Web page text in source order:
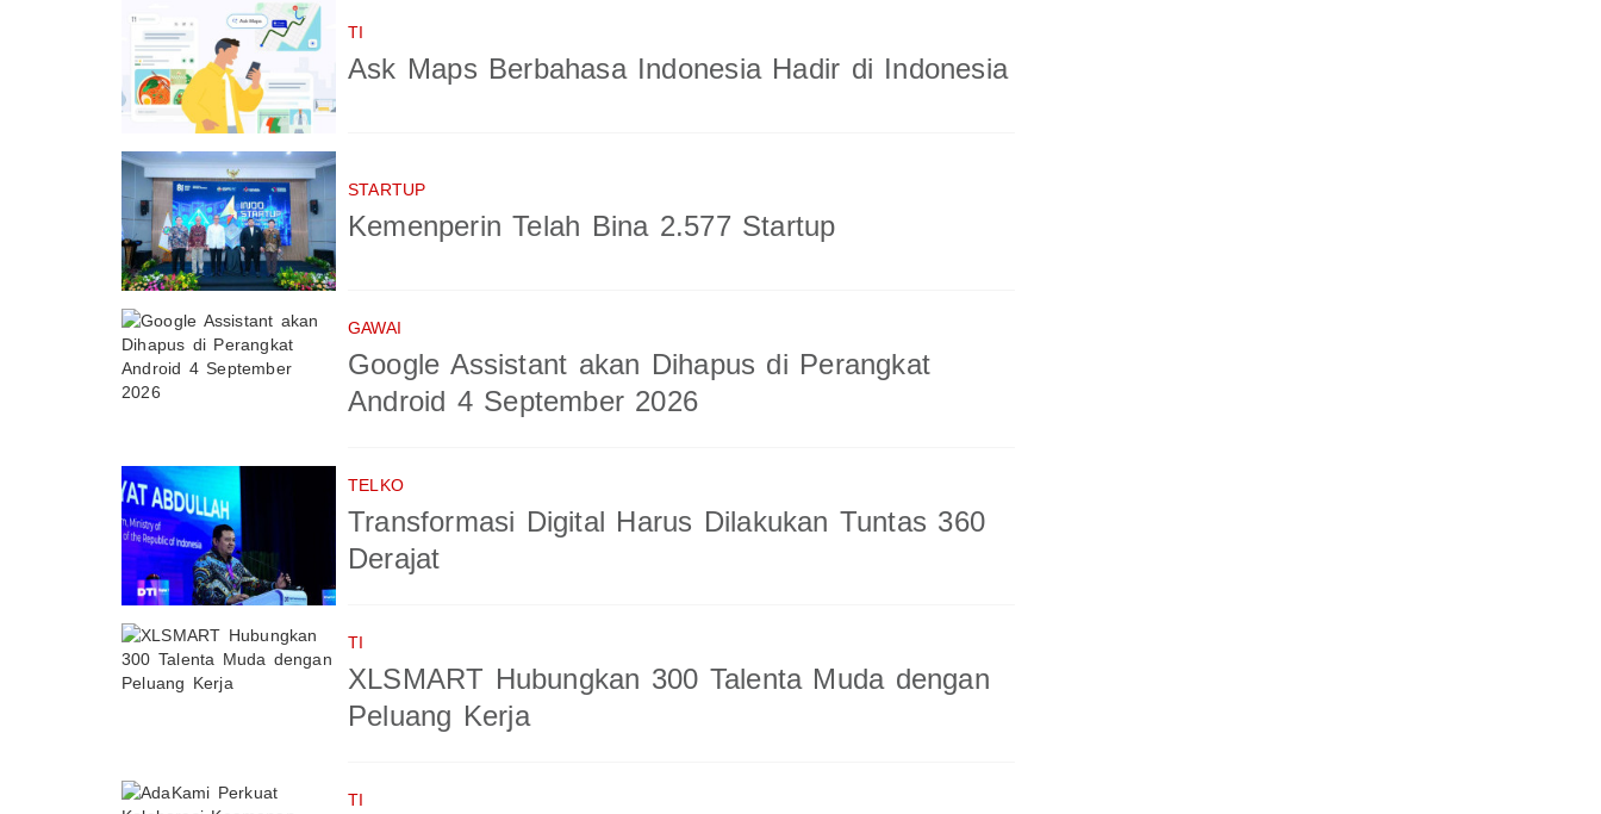
TI
Ask Maps Berbahasa Indonesia Hadir di Indonesia
STARTUP
Kemenperin Telah Bina 2.577 Startup
GAWAI
Google Assistant akan Dihapus di Perangkat
Android 4 September 2026
TELKO
Transformasi Digital Harus Dilakukan Tuntas 360
Derajat
TI
XLSMART Hubungkan 300 Talenta Muda dengan
Peluang Kerja
TI